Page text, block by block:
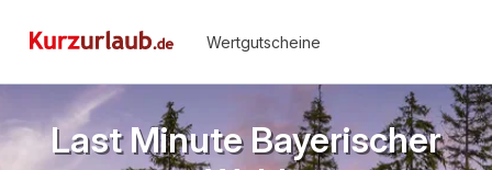
Wertgutscheine
Last Minute Bayerischer